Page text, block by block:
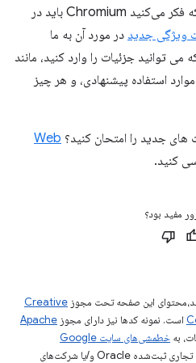
آیا پیشنهادی برای قابلیتی دارید که فکر می‌کنید Chromium باید در
ویژگی جدید در مورد آن به ما
توانید جزئیات را وارد کنید، مانند
استفاده پیشنهادی، و هر چیز
های جدید را امتحان کنید؟ Web
کنید.
مفید بود؟
این صفحه تحت مجوز Creative
است. نمونه کدها نیز دارای مجوز Apache
به
خطمشی‌های سایت Google
مراجعه کنید. جاوا علامت تجاری ثبت‌شده Oracle و/یا شرکت‌های